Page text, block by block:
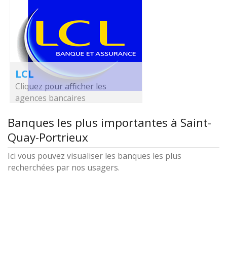
LCL
Cliquez pour afficher les
agences bancaires
Banques les plus importantes à Saint-
Quay-Portrieux
Ici vous pouvez visualiser les banques les plus
recherchées par nos usagers.